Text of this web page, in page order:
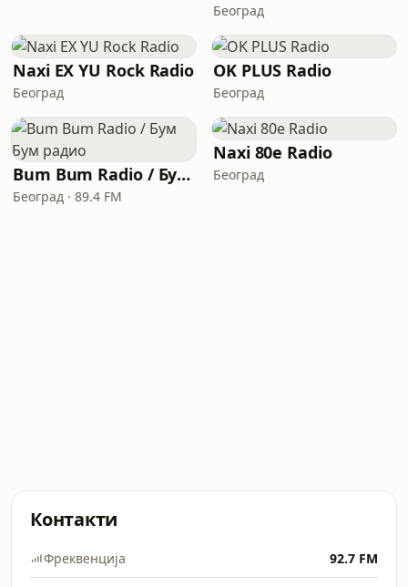
Београд
Naxi EX YU Rock Radio
Београд
OK PLUS Radio
Београд
Bum Bum Radio / Бум Бум радио
Београд · 89.4 FM
Naxi 80e Radio
Београд
Контакти
Фреквенција 92.7 FM